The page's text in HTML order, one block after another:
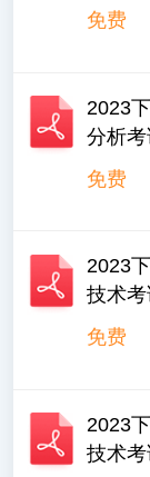
免费
2023
分析
免费
2023
技术
免费
2023
技术